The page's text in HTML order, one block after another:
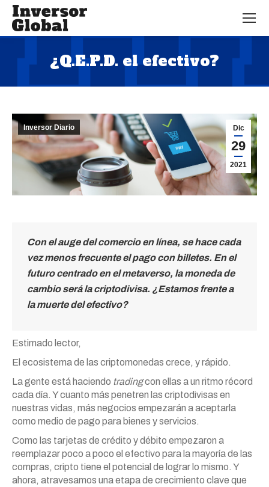
¿Q.E.P.D. el efectivo?
Dic
29
2021
Inversor Diario
Con el auge del comercio en línea, se hace cada
vez menos frecuente el pago con billetes. En el
futuro centrado en el metaverso, la moneda de
cambio será la criptodivisa. ¿Estamos frente a
la muerte del efectivo?
Estimado lector,
El ecosistema de las criptomonedas crece, y rápido.
La gente está haciendo tradingcon ellas a un ritmo récord
cada día. Y cuanto más penetren las criptodivisas en
nuestras vidas, más negocios empezarán a aceptarla
como medio de pago para bienes y servicios.
Como las tarjetas de crédito y débito empezaron a
reemplazar poco a poco el efectivo para la mayoría de las
compras, cripto tiene el potencial de lograr lo mismo. Y
ahora, atravesamos una etapa de crecimiento clave que